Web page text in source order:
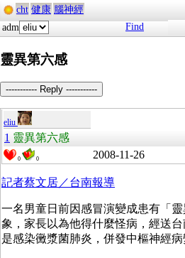
cht 健康 腦神經
adm
Find
靈異第六感
----------- Reply -----------
eliu
1 靈異第六感
0 0 2008-11-26
記者蔡文居／台南報導
一名男童日前因感冒演變成患有「
象，家長以為他得什麼怪病，經送
是感染黴漿菌肺炎，併發中樞神經病